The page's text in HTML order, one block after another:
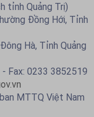
tỉnh Quảng Trị)
Đồng Hới, Tỉnh
Hà, Tỉnh Quảng
- Fax: 0233 3852519
MTTQ Việt Nam